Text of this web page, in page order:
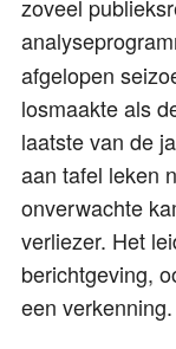
zoveel
afgelopen
losmaakte als
laatste van de
aan tafel leken
onverwachte
verliezer. Het
berichtgeving,
een verkenning.